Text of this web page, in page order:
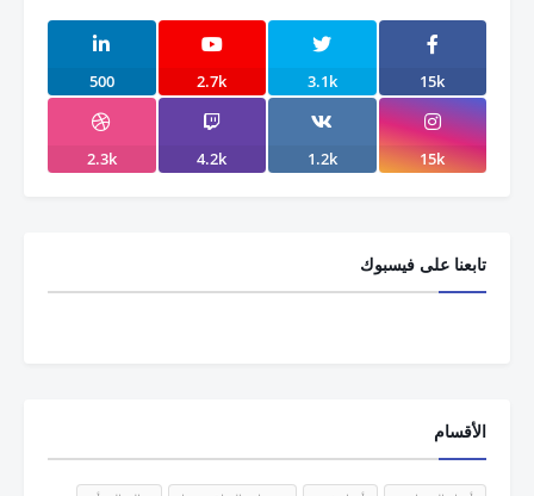
15k
3.1k
2.7k
500
15k
1.2k
4.2k
2.3k
تابعنا على فيسبوك
الأقسام